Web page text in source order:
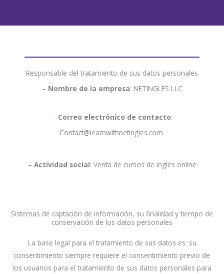
Responsable del tratamiento de sus datos personales
– Nombre de la empresa: NETINGLES LLC
– Correo electrónico de contacto:
Contact@learnwithnetingles.com
– Actividad social: Venta de cursos de inglés online
Sistemas de captación de información, su finalidad y tiempo de
conservación de los datos personales
La base legal para el tratamiento de sus datos es: su
consentimiento siempre requiere el consentimiento previo de
los usuarios para el tratamiento de sus datos personales para